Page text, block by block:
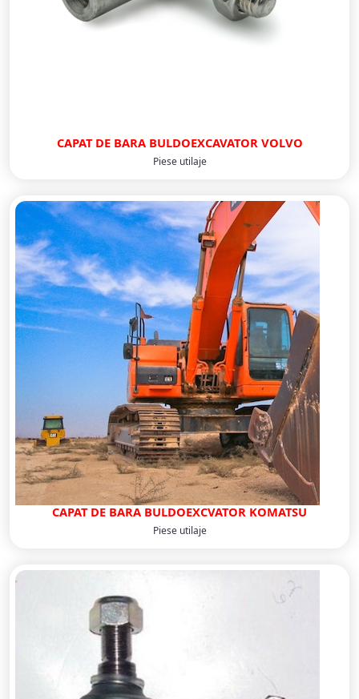
CAPAT DE BARA BULDOEXCAVATOR VOLVO
Piese utilaje
CAPAT DE BARA BULDOEXCVATOR KOMATSU
Piese utilaje